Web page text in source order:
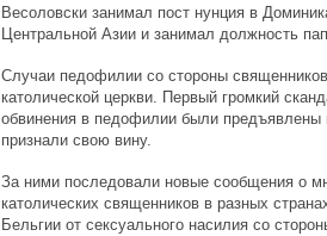
Весоловски занимал пост нунция в
Центральной Азии и занимал должность
Случаи педофилии со стороны
католической церкви. Первый громкий
обвинения в педофилии были предъявлены
признали свою вину.
За ними последовали новые сообщения о
католических священников в разных
Бельгии от сексуального насилия со